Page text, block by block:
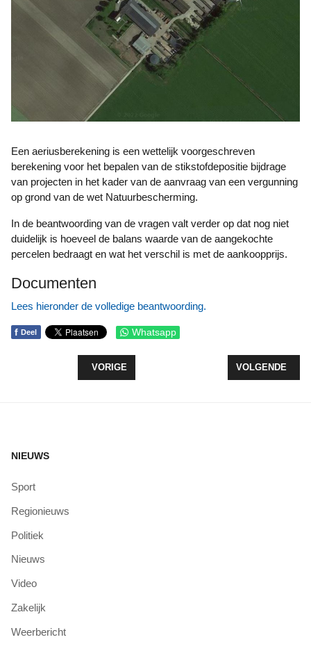
Een aeriusberekening is een wettelijk voorgeschreven
berekening voor het bepalen van de stikstofdepositie bijdrage
van projecten in het kader van de aanvraag van een vergunning
op grond van de wet Natuurbescherming.
In de beantwoording van de vragen valt verder op dat nog niet
duidelijk is hoeveel de balans waarde van de aangekochte
percelen bedraagt en wat het verschil is met de aankoopprijs.
Documenten
Lees hieronder de volledige beantwoording.
f Deel Whatsapp
VORIG ARTIKEL: RIXT VAN PUFFELEN VOLGT
VORIGE VOLGENDE
VOLGENDE
NIEUWS
Sport
Regionieuws
Politiek
Nieuws
Video
Zakelijk
Weerbericht